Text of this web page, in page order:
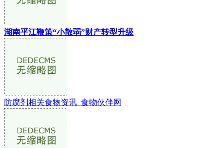
湖南平江鞭策“小散弱”财产转型升级
防腐剂相关食物资讯_食物伙伴网